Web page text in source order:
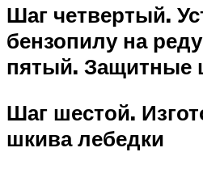
Шаг четвертый.
бензопилу на
пятый. Защитные
Шаг шестой.
шкива лебедки